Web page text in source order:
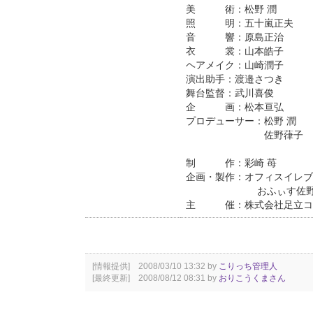
美 術：松野 潤
照 明：五十嵐正夫
音 響：原島正治
衣 裳：山本皓子
ヘアメイク：山崎潤子
演出助手：渡邉さつき
舞台監督：武川喜俊
企 画：松本亘弘
プロデューサー：松野 潤
佐野葎子
制 作：彩崎 苺
企画・製作：オフィスイレ
おふぃす佐
主 催：株式会社足立コ
[情報提供] 2008/03/10 13:32 by こりっち管理人
[最終更新] 2008/08/12 08:31 by おりこうくまさん